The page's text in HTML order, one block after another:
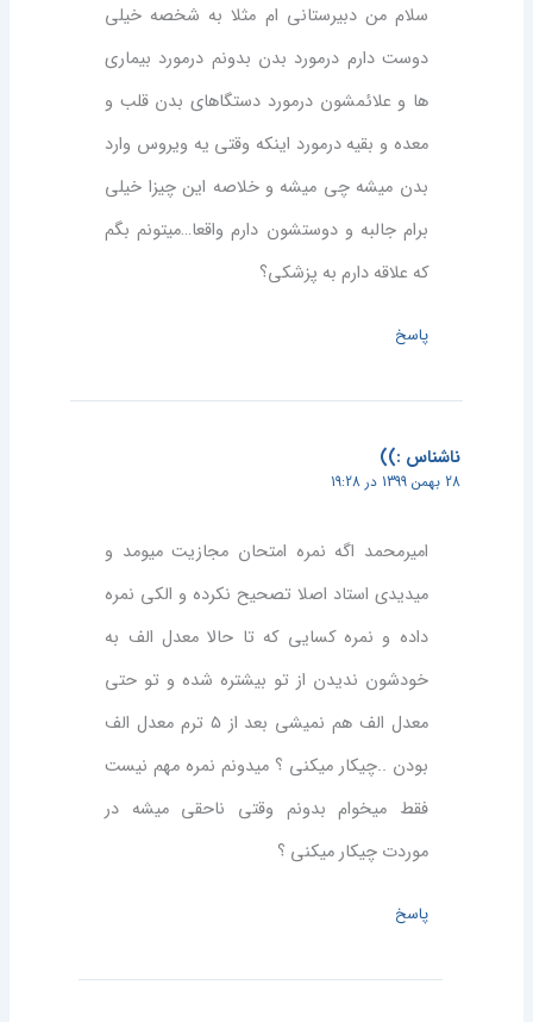
سلام من دبیرستانی ام مثلا به شخصه خیلی
دوست دارم درمورد بدن بدونم درمورد بیماری
ها و علائمشون درمورد دستگاهای بدن قلب و
معده و بقیه درمورد اینکه وقتی یه ویروس وارد
بدن میشه چی میشه و خلاصه این چیزا خیلی
برام جالبه و دوستشون دارم واقعا…میتونم بگم
که علاقه دارم به پزشکی؟
پاسخ
ناشناس :))
28 بهمن 1399 در 19:28
امیرمحمد اگه نمره امتحان مجازیت میومد و
میدیدی استاد اصلا تصحیح نکرده و الکی نمره
داده و نمره کسایی که تا حالا معدل الف به
خودشون ندیدن از تو بیشتره شده و تو حتی
معدل الف هم نمیشی بعد از ۵ ترم معدل الف
بودن ..چیکار میکنی ؟ میدونم نمره مهم نیست
فقط میخوام بدونم وقتی ناحقی میشه در
موردت چیکار میکنی ؟
پاسخ